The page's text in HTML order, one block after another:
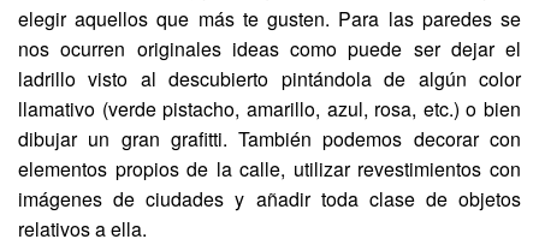
elegir aquellos que más te gusten. Para las paredes se
nos ocurren originales ideas como puede ser dejar el
ladrillo visto al descubierto pintándola de algún color
llamativo (verde pistacho, amarillo, azul, rosa, etc.) o bien
dibujar un gran grafitti. También podemos decorar con
elementos propios de la calle, utilizar revestimientos con
imágenes de ciudades y añadir toda clase de objetos
relativos a ella.